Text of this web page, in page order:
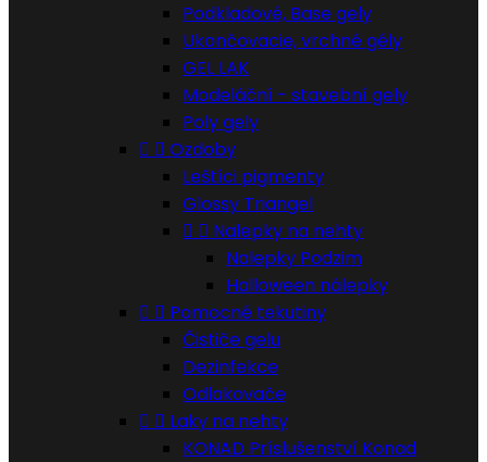
Podkladové, Base gely
Ukončovacie, vrchné gély
GEL LAK
Modeláční - stavební gely
Poly gely
  Ozdoby
Leštíci pigmenty
Glossy Triangel
  Nalepky na nehty
Nalepky Podzim
Halloween nálepky
  Pomocné tekutiny
Čističe gelu
Dezinfekce
Odlakovače
  Laky na nehty
KONAD Príslušenství Konad